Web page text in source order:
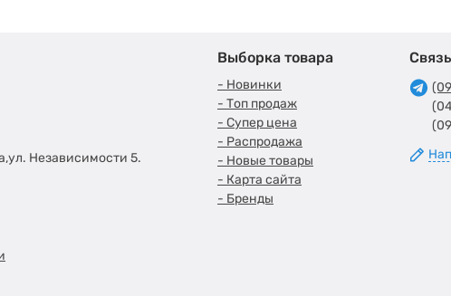
Независимости 5.
Выборка товара
- Новинки
- Топ продаж
- Супер цена
- Распродажа
- Новые товары
- Карта сайта
- Бренды